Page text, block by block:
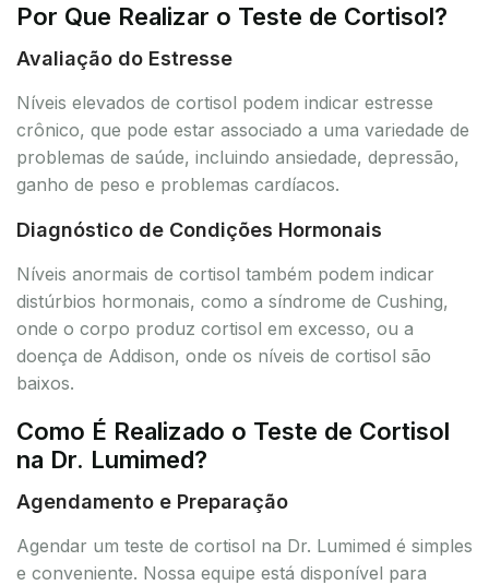
Por Que Realizar o Teste de Cortisol?
Avaliação do Estresse
Níveis elevados de cortisol podem indicar estresse
crônico, que pode estar associado a uma variedade de
problemas de saúde, incluindo ansiedade, depressão,
ganho de peso e problemas cardíacos.
Diagnóstico de Condições Hormonais
Níveis anormais de cortisol também podem indicar
distúrbios hormonais, como a síndrome de Cushing,
onde o corpo produz cortisol em excesso, ou a
doença de Addison, onde os níveis de cortisol são
baixos.
Como É Realizado o Teste de Cortisol
na Dr. Lumimed?
Agendamento e Preparação
Agendar um teste de cortisol na Dr. Lumimed é simples
e conveniente. Nossa equipe está disponível para